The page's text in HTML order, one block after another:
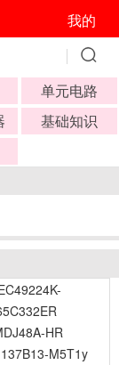
我的
单元电路
基础知识
HR
M5T1y